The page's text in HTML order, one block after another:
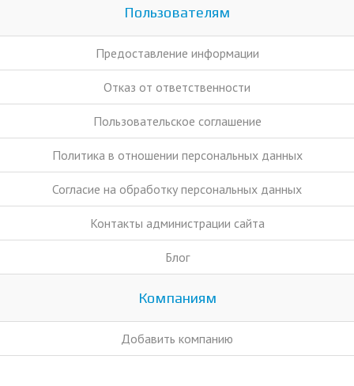
Пользователям
Предоставление информации
Отказ от ответственности
Пользовательское соглашение
Политика в отношении персональных данных
Согласие на обработку персональных данных
Контакты администрации сайта
Блог
Компаниям
Добавить компанию